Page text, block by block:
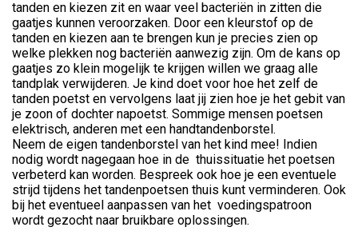
tanden en kiezen zit en waar veel bacteriën in zitten die
gaatjes kunnen veroorzaken. Door een kleurstof op de
tanden en kiezen aan te brengen kun je precies zien op
welke plekken nog bacteriën aanwezig zijn. Om de kans op
gaatjes zo klein mogelijk te krijgen willen we graag alle
tandplak verwijderen. Je kind doet voor hoe het zelf de
tanden poetst en vervolgens laat jij zien hoe je het gebit van
je zoon of dochter napoetst. Sommige mensen poetsen
elektrisch, anderen met een handtandenborstel.
Neem de eigen tandenborstel van het kind mee! Indien
nodig wordt nagegaan hoe in de thuissituatie het poetsen
verbeterd kan worden. Bespreek ook hoe je een eventuele
strijd tijdens het tandenpoetsen thuis kunt verminderen. Ook
bij het eventueel aanpassen van het voedingspatroon
wordt gezocht naar bruikbare oplossingen.